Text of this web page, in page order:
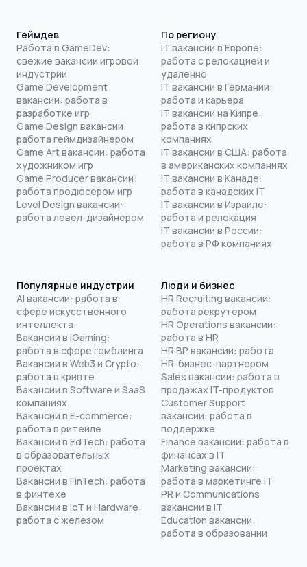
Геймдев
Работа в GameDev:
свежие вакансии игровой
индустрии
Game Development
вакансии: работа в
разработке игр
Game Design вакансии:
работа геймдизайнером
Game Art вакансии: работа
художником игр
Game Producer вакансии:
работа продюсером игр
Level Design вакансии:
работа левел-дизайнером
По региону
IT вакансии в Европе:
работа с релокацией и
удаленно
IT вакансии в Германии:
работа и карьера
IT вакансии на Кипре:
работа в кипрских
компаниях
IT вакансии в США: работа
в американских компаниях
IT вакансии в Канаде:
работа в канадских IT
IT вакансии в Израиле:
работа и релокация
IT вакансии в России:
работа в РФ компаниях
Популярные индустрии
AI вакансии: работа в
сфере искусственного
интеллекта
Вакансии в iGaming:
работа в сфере гемблинга
Вакансии в Web3 и Crypto:
работа в крипте
Вакансии в Software и SaaS
компаниях
Вакансии в E-commerce:
работа в ритейле
Вакансии в EdTech: работа
в образовательных
проектах
Вакансии в FinTech: работа
в финтехе
Вакансии в IoT и Hardware:
работа с железом
Люди и бизнес
HR Recruiting вакансии:
работа рекрутером
HR Operations вакансии:
работа в HR
HR BP вакансии: работа
HR-бизнес-партнером
Sales вакансии: работа в
продажах IT-продуктов
Customer Support
вакансии: работа в
поддержке
Finance вакансии: работа в
финансах в IT
Marketing вакансии:
работа в маркетинге IT
PR и Communications
вакансии в IT
Education вакансии:
работа в образовании